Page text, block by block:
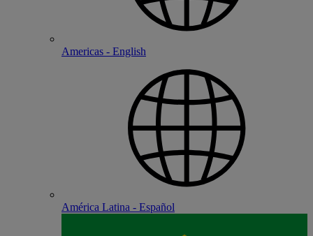
Americas - English
América Latina - Español